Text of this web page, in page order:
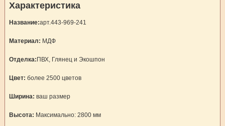
Характеристика
Название:арт.443-969-241
Материал: МДФ
Отделка: ПВХ, Глянец и Экошпон
Цвет: более 2500 цветов
Ширина: ваш размер
Высота: Максимально: 2800 мм